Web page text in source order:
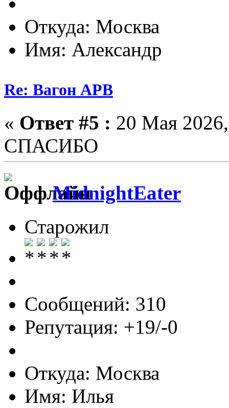
Откуда: Москва
Имя: Александр
Re: Вагон АРВ
« Ответ #5 : 20 Мая
СПАСИБО
MidnightEater
Старожил
Сообщений: 310
Репутация: +19/-0
Откуда: Москва
Имя: Илья